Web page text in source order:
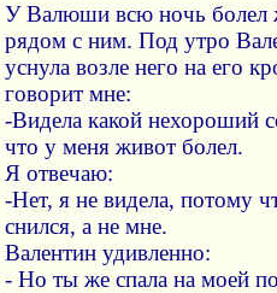
У Валюши всю ночь болел
рядом с ним. Под утро
уснула возле него на его
говорит мне:
-Видела какой нехороший
что у меня живот болел.
Я отвечаю:
-Нет, я не видела, потому
снился, а не мне.
Валентин удивленно:
- Но ты же спала на моей